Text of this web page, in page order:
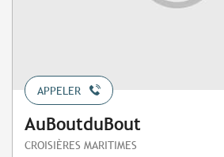
APPELER
AuBoutduBout
CROISIÈRES MARITIMES